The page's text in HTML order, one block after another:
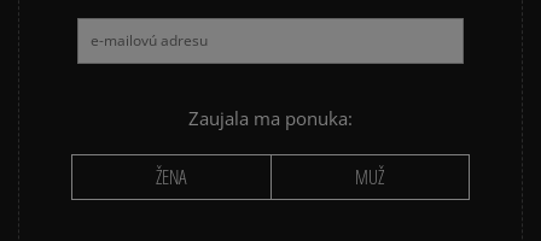
Zaujala ma ponuka:
ŽENA MUŽ